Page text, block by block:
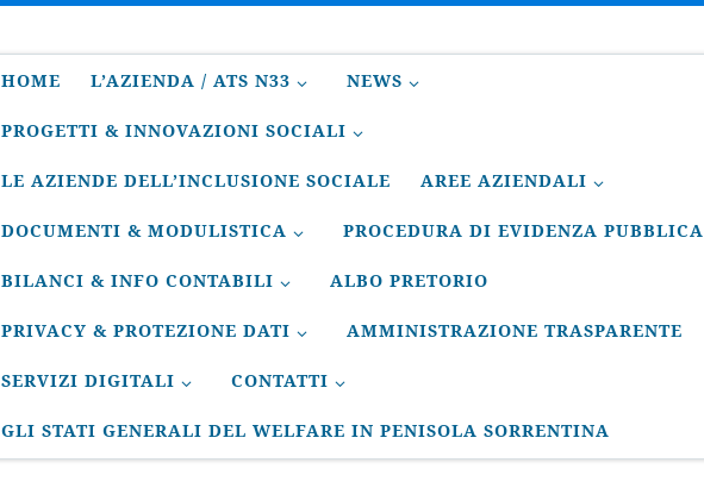
HOME L’AZIENDA / ATS N33 NEWS
PROGETTI & INNOVAZIONI SOCIALI
LE AZIENDE DELL’INCLUSIONE SOCIALE AREE AZIENDALI
DOCUMENTI & MODULISTICA PROCEDURA DI EVIDENZA PUBBLICA
BILANCI & INFO CONTABILI ALBO PRETORIO
PRIVACY & PROTEZIONE DATI AMMINISTRAZIONE TRASPARENTE
SERVIZI DIGITALI CONTATTI
GLI STATI GENERALI DEL WELFARE IN PENISOLA SORRENTINA